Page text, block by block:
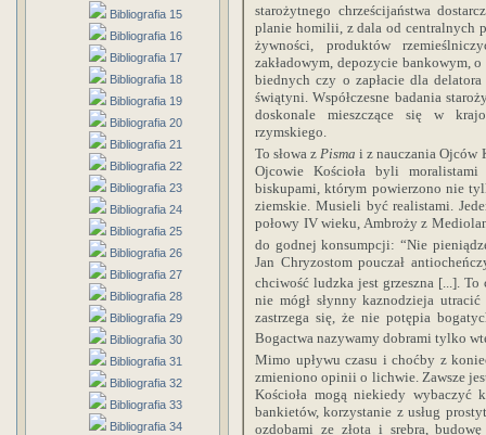
Bibliografia 15
Bibliografia 16
Bibliografia 17
Bibliografia 18
Bibliografia 19
Bibliografia 20
Bibliografia 21
Bibliografia 22
Bibliografia 23
Bibliografia 24
Bibliografia 25
Bibliografia 26
Bibliografia 27
Bibliografia 28
Bibliografia 29
Bibliografia 30
Bibliografia 31
Bibliografia 32
Bibliografia 33
Bibliografia 34
starożytnego chrześcijaństwa
planie homilii, z dala od centralnych
żywności, produktów
zakładowym, depozycie bankowym,
biednych czy o zapłacie dla
świątyni. Współczesne badania
doskonale mieszczące się w
rzymskiego.
To słowa zPismai z nauczania Ojców
Ojcowie Kościoła byli
biskupami, którym powierzono nie
ziemskie. Musieli być realistami.
połowy IV wieku, Ambroży z
do godnej konsumpcji: “Nie
Jan Chryzostom pouczał
chciwość ludzka jest grzeszna [...]. To
nie mógł słynny kaznodzieja
zastrzega się, że nie potępia
Bogactwa nazywamy dobrami tylko
Mimo upływu czasu i choćby z
zmieniono opinii o lichwie. Zawsze
Kościoła mogą niekiedy wybaczyć
bankietów, korzystanie z usług
ozdobami ze złota i srebra,